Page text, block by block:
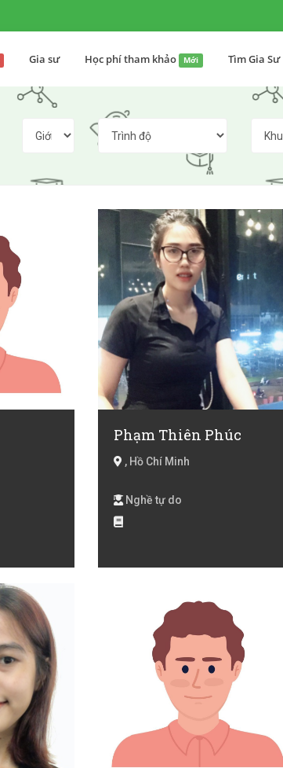
Gia sư Học phí tham khảo Mới Tìm Gia Sư
Phạm Thiên Phúc
, Hồ Chí Minh
Nghề tự do